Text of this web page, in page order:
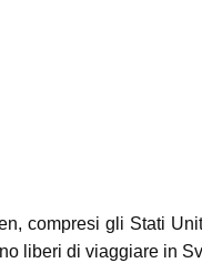
compresi gli Stati
liberi di viaggiare in